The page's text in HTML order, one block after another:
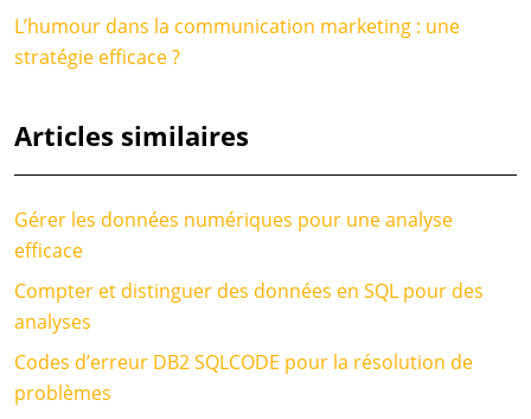
L’humour dans la communication marketing : une
stratégie efficace ?
Articles similaires
Gérer les données numériques pour une analyse
efficace
Compter et distinguer des données en SQL pour des
analyses
Codes d’erreur DB2 SQLCODE pour la résolution de
problèmes